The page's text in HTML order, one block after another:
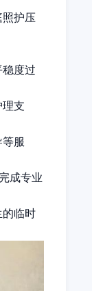
护压
度过
支
服
成专业
的临时